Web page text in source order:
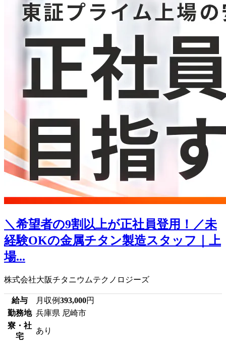
＼希望者の9割以上が正社員登用！／未
経験OKの金属チタン製造スタッフ｜上
場...
株式会社大阪チタニウムテクノロジーズ
給与 月収例393,000円
勤務地 兵庫県 尼崎市
寮・社
宅
あり